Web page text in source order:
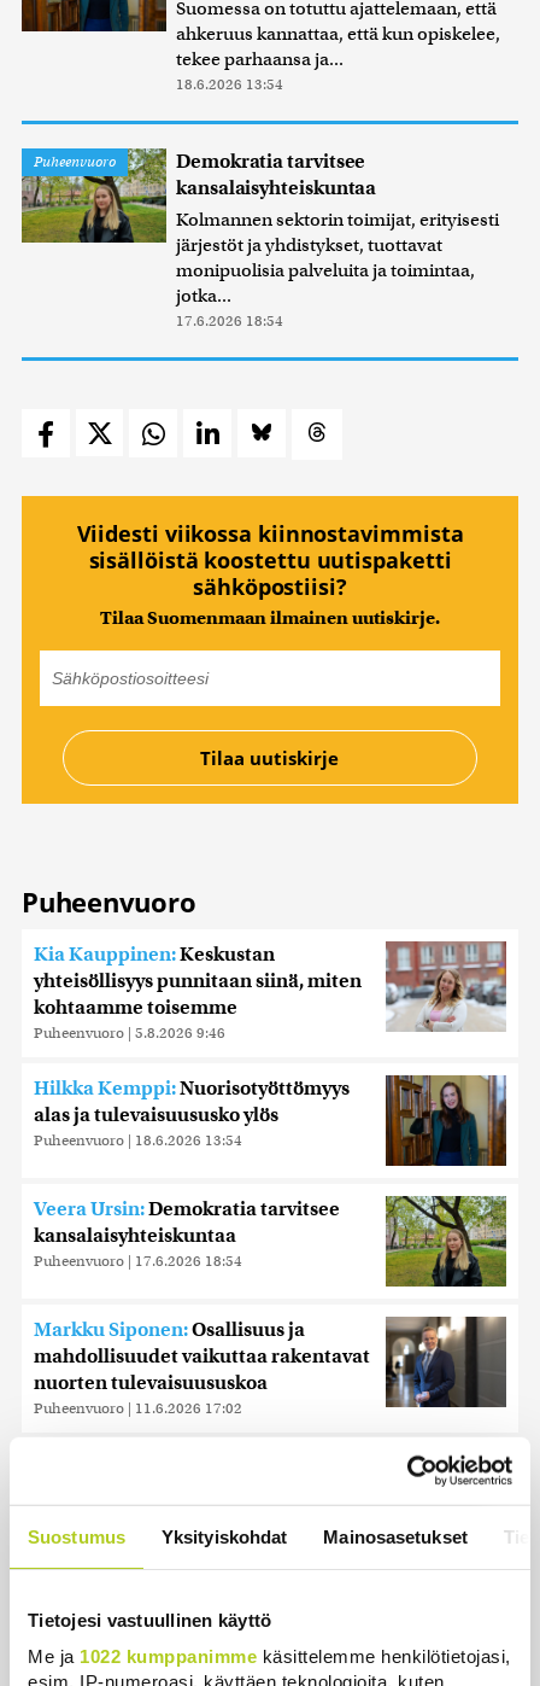
Suostumus Yksityiskohdat Mainosasetukset
Tietojesi vastuullinen käyttö
Me ja 1022 kumppanimme käsittelemme henkilötietojasi,
esim. IP-numeroasi, käyttäen teknologioita, kuten
Suomessa on totuttu ajattelemaan, että
ahkeruus kannattaa, että kun opiskelee,
tekee parhaansa ja...
18.6.2026 13:54
Puheenvuoro
Demokratia tarvitsee
kansalaisyhteiskuntaa
Kolmannen sektorin toimijat, erityisesti
järjestöt ja yhdistykset, tuottavat
monipuolisia palveluita ja toimintaa,
jotka...
17.6.2026 18:54
Viidesti viikossa kiinnostavimmista
sisällöistä koostettu uutispaketti
sähköpostiisi?
Tilaa Suomenmaan ilmainen uutiskirje.
Puheenvuoro
Kia Kauppinen:Keskustan
yhteisöllisyys punnitaan siinä, miten
kohtaamme toisemme
Puheenvuoro | 5.8.2026 9:46
Hilkka Kemppi:Nuorisotyöttömyys
alas ja tulevaisuususko ylös
Puheenvuoro | 18.6.2026 13:54
Veera Ursin:Demokratia tarvitsee
kansalaisyhteiskuntaa
Puheenvuoro | 17.6.2026 18:54
Markku Siponen:Osallisuus ja
mahdollisuudet vaikuttaa rakentavat
nuorten tulevaisuususkoa
Puheenvuoro | 11.6.2026 17:02
Luetuimmat
Päivä Viikko Kuukausi